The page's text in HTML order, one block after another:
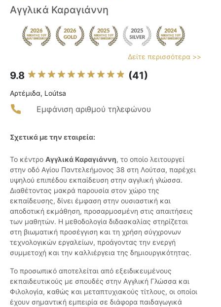
Αγγλικά Καραγιάννη
Δείτε περισσότερα >>
9.8 (41)
Αρτέμιδα, Loútsa
Εμφάνιση αριθμού τηλεφώνου
Σχετικά με την εταιρεία:
Το κέντρο Αγγλικά Καραγιάννη, το οποίο λειτουργεί
στην οδό Αγίου Παντελεήμονος 38 στη Λούτσα, παρέχει
υψηλού επιπέδου εκπαίδευση στην αγγλική γλώσσα.
Διαθέτοντας μακρά παρουσία στον χώρο της
εκπαίδευσης, δίνει έμφαση στην ουσιαστική και
αποδοτική εκμάθηση, προσαρμοσμένη στις απαιτήσεις
των μαθητών. Η μεθοδολογία διδασκαλίας στηρίζεται
στη βιωματική προσέγγιση και τη χρήση σύγχρονων
τεχνολογικών εργαλείων, προάγοντας την ενεργή
συμμετοχή και την καλλιέργεια της δημιουργικότητας.
Το προσωπικό αποτελείται από εξειδικευμένους
εκπαιδευτικούς με σπουδές στην Αγγλική Γλώσσα και
Φιλολογία, καθώς και μεταπτυχιακούς τίτλους, οι οποίοι
έχουν σημαντική εμπειρία σε διάφορα παιδαγωγικά